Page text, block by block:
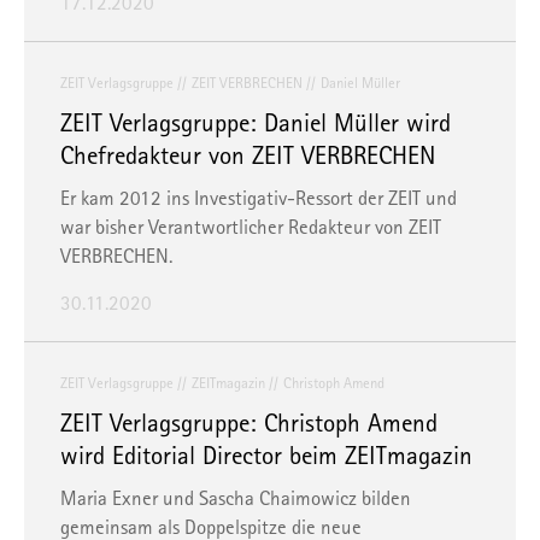
Sie in unsererDatenschutzerklärung
Impressum.
ZEIT Verlagsgruppe ZEIT VERBRECHEN Daniel Müller
ZEIT Verlagsgruppe: Daniel Müller wird
Chefredakteur von ZEIT VERBRECHEN
Er kam 2012 ins Investigativ-Ressort der ZEIT und
war bisher Verantwortlicher Redakteur von ZEIT
VERBRECHEN.
30.11.2020
ZEIT Verlagsgruppe ZEITmagazin Christoph Amend
ZEIT Verlagsgruppe: Christoph Amend
wird Editorial Director beim ZEITmagazin
Maria Exner und Sascha Chaimowicz bilden
gemeinsam als Doppelspitze die neue